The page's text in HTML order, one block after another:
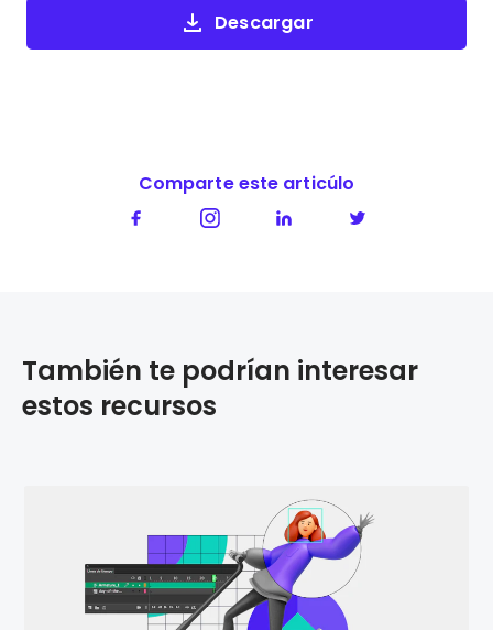
Descargar
Comparte este articúlo
También te podrían interesar
estos recursos